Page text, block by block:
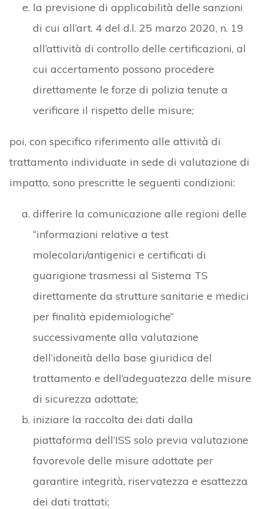
la previsione di applicabilità delle sanzioni
di cui all’art. 4 del d.l. 25 marzo 2020, n. 19
all’attività di controllo delle certificazioni, al
cui accertamento possono procedere
direttamente le forze di polizia tenute a
verificare il rispetto delle misure;
poi, con specifico riferimento alle attività di
trattamento individuate in sede di valutazione di
impatto, sono prescritte le seguenti condizioni:
differire la comunicazione alle regioni delle
“informazioni relative a test
molecolari/antigenici e certificati di
guarigione trasmessi al Sistema TS
direttamente da strutture sanitarie e medici
per finalità epidemiologiche”
successivamente alla valutazione
dell’idoneità della base giuridica del
trattamento e dell’adeguatezza delle misure
di sicurezza adottate;
iniziare la raccolta dei dati dalla
piattaforma dell’ISS solo previa valutazione
favorevole delle misure adottate per
garantire integrità, riservatezza e esattezza
dei dati trattati;